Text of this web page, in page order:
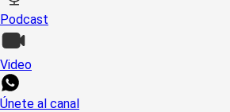
Podcast
Video
Únete al canal